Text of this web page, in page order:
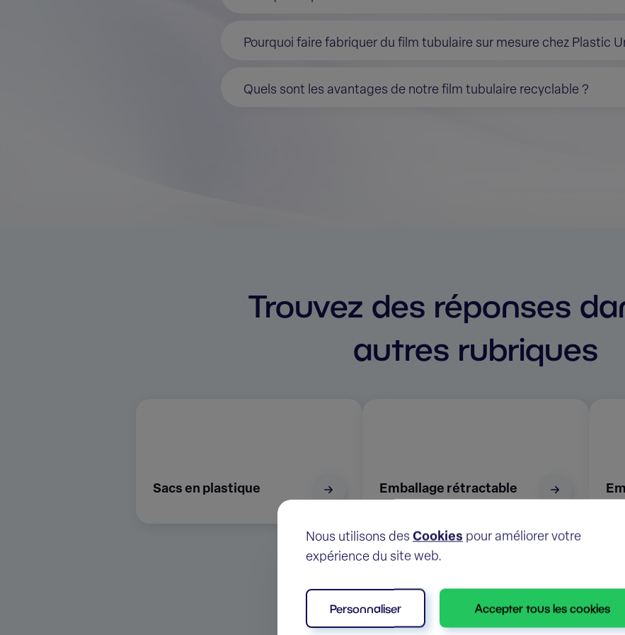
Pourquoi faire fabriquer du film tubulaire sur mesure chez Plastic
Quels sont les avantages de notre film tubulaire recyclable ?
Trouvez des réponses
autres rubriques
Sacs en plastique Emballage rétractable
Nous utilisons des Cookies pour améliorer votre
expérience du site web.
Personnaliser Accepter tous les cookies